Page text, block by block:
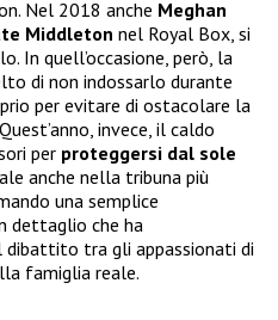
Nel 2018 anche Meghan
Middleton nel Royal Box, si
In quell’occasione, però, la
di non indossarlo durante
per evitare di ostacolare la
invece, il caldo
per proteggersi dal sole
anche nella tribuna più
una semplice
dettaglio che ha
tra gli appassionati di
famiglia reale.